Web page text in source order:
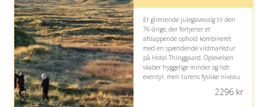
Et glimrende julegavevalg til den
76-årige, der fortjener et
afslappende ophold kombineret
med en spændende vildmarkstur
på Hotel Thinggaard. Oplevelsen
skaber hyggelige minder og lidt
eventyr, men turens fysiske niveau
2296kr